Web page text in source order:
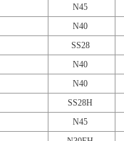
N45
N40
SS28
N40
N40
SS28H
N45